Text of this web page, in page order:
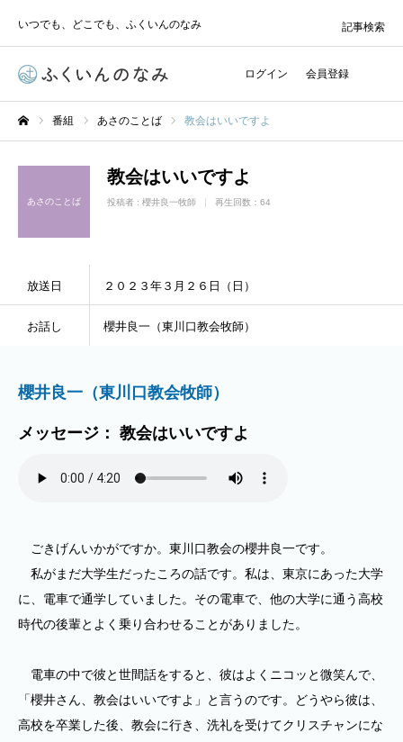
いつでも、どこでも、ふくいんのなみ
ログイン 会員登録
記事検索
番組 あさのことば 教会はいいですよ
あさのことば
教会はいいですよ
投稿者 : 櫻井良一牧師 再生回数：64
放送日 ２０２３年３月２６日（日）
お話し 櫻井良一（東川口教会牧師）
櫻井良一（東川口教会牧師）
メッセージ： 教会はいいですよ
ごきげんいかがですか。東川口教会の櫻井良一です。
私がまだ大学生だったころの話です。私は、東京にあった大学
に、電車で通学していました。その電車で、他の大学に通う高校
時代の後輩とよく乗り合わせることがありました。
電車の中で彼と世間話をすると、彼はよくニコッと微笑んで、
「櫻井さん、教会はいいですよ」と言うのです。どうやら彼は、
高校を卒業した後、教会に行き、洗礼を受けてクリスチャンにな